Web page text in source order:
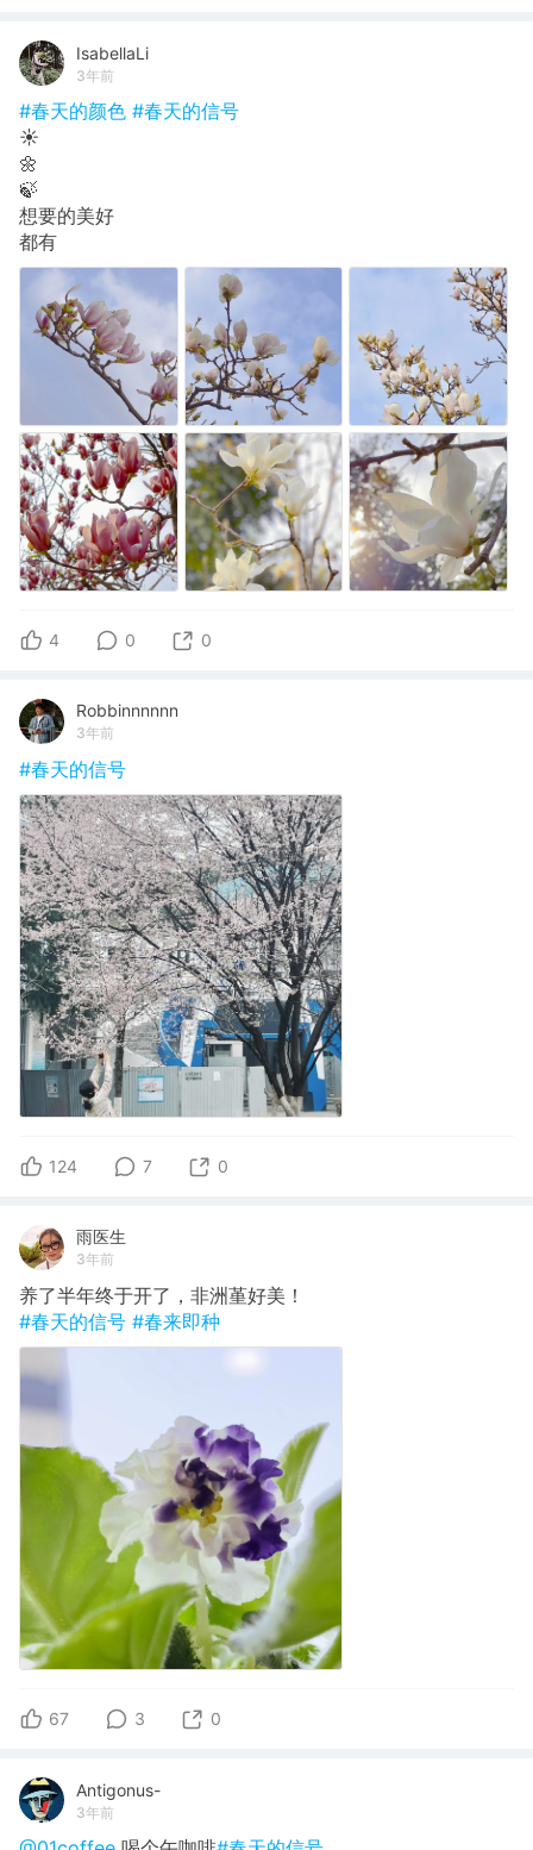
IsabellaLi
3年前
#春天的颜色 #春天的信号
☀️
🌼
🍃
想要的美好
都有
4 0 0
Robbinnnnnn
3年前
#春天的信号
124 7 0
雨医生
3年前
养了半年终于开了，非洲堇好美！
#春天的信号 #春来即种
67 3 0
Antigonus-
3年前